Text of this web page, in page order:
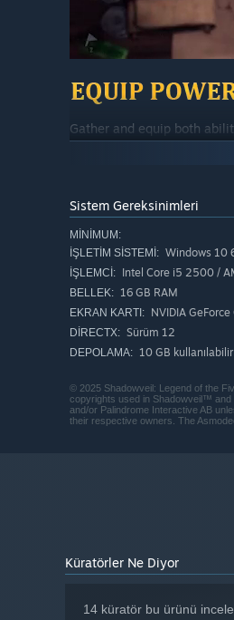
Gather and equip both
powerful synergies/
Sistem Gereksinimleri
MINIMUM:
İŞLETIM SISTEMI: Windows 10
İŞLEMCI: Intel Core i5 2500 /
BELLEK: 16 GB RAM
EKRAN KARTI: NVIDIA
DIRECTX: Sürüm 12
DEPOLAMA: 10 GB
© 2025 Shadowveil: Legend of the
copyrights used in Shadowveil™ and
and/or Palindrome Interactive AB
their respective owners. The
Küratörler Ne Diyor
14 küratör bu ürünü